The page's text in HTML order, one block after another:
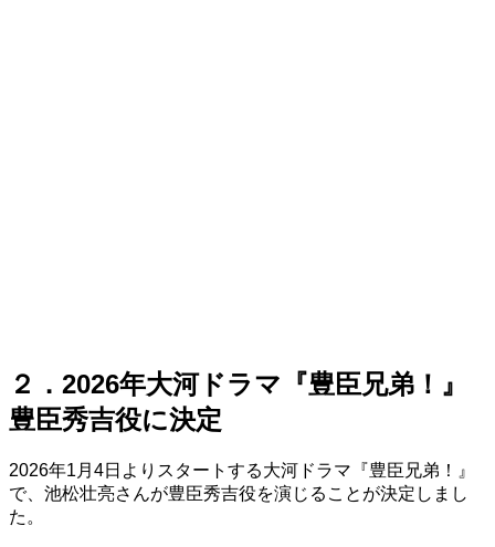
２．2026年大河ドラマ『豊臣兄弟！』
豊臣秀吉役に決定
2026年1月4日よりスタートする大河ドラマ『豊臣兄弟！』
で、池松壮亮さんが豊臣秀吉役を演じることが決定しまし
た。